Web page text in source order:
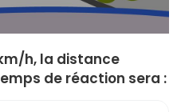
h, la distance
de réaction sera :